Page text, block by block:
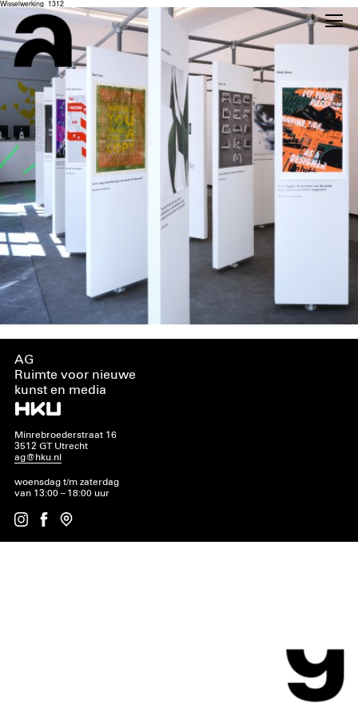
Wisselwerking_1312
AG
Ruimte voor nieuwe
kunst en media
Minrebroederstraat 16
3512 GT Utrecht
ag@hku.nl
woensdag t/m zaterdag
van 13:00 – 18:00 uur